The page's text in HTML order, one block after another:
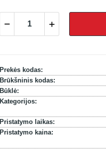
Prekės kodas:
Brūkšninis kodas:
Būklė:
Kategorijos:
Pristatymo laikas:
Pristatymo kaina: